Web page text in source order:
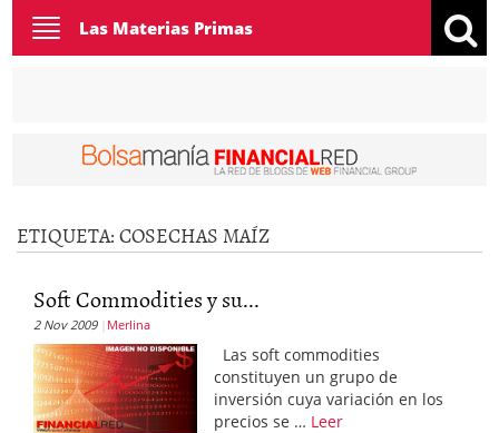
Toggle
navigation
Las Materias Primas
ETIQUETA:COSECHAS MAÍZ
Soft Commodities y su...
2 Nov 2009 Merlina
Las soft commodities
constituyen un grupo de
inversión cuya variación en los
precios se … Leer